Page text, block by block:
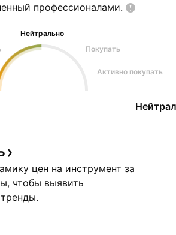
профессионалами.
Нейтрально
Покупать
Активно покупать
цен на инструмент за
чтобы выявить